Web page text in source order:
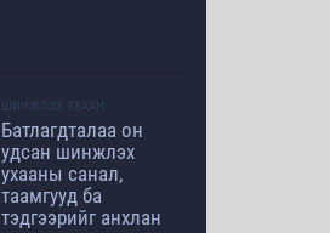
ШИНЖЛЭХ УХААН
Батлагдталаа он
удсан шинжлэх
ухааны санал,
таамгууд ба
тэдгээрийг анхлан